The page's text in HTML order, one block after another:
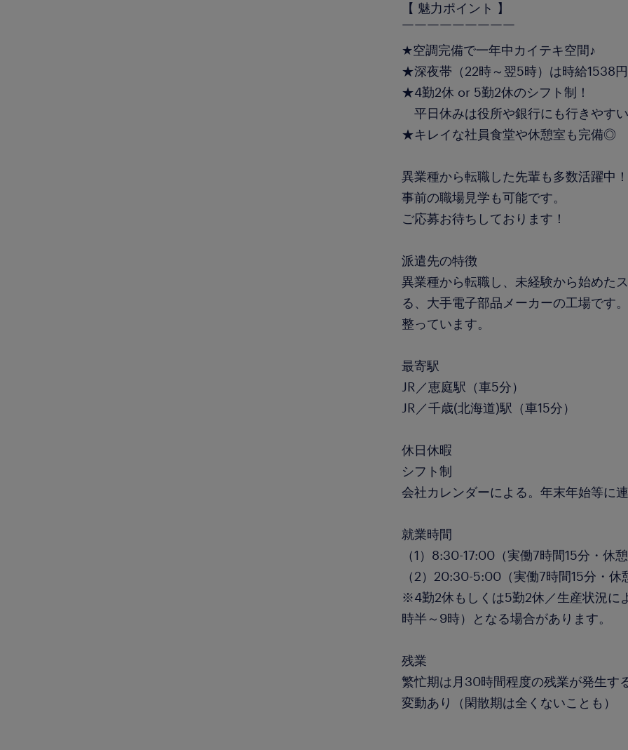
【 魅力ポイント 】
￣￣￣￣￣￣￣￣￣
★空調完備で一年中カイテキ空間♪
★深夜帯（22時～翌5時）は時給1538
★4勤2休 or 5勤2休のシフト制！
平日休みは役所や銀行にも行きやす
★キレイな社員食堂や休憩室も完備◎
異業種から転職した先輩も多数活躍中
事前の職場見学も可能です。
ご応募お待ちしております！
派遣先の特徴
異業種から転職し、未経験から始めた
る、大手電子部品メーカーの工場です
整っています。
最寄駅
JR／恵庭駅（車5分）
JR／千歳(北海道)駅（車15分）
休日休暇
シフト制
会社カレンダーによる。年末年始等に
就業時間
（1）8:30-17:00（実働7時間15分・休
（2）20:30-5:00（実働7時間15分・休
※4勤2休もしくは5勤2休／生産状況に
時半～9時）となる場合があります。
残業
繁忙期は月30時間程度の残業が発生す
変動あり（閑散期は全くないことも）